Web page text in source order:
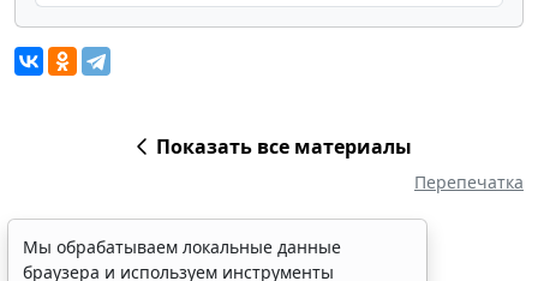
Показать все материалы
Перепечатка
Мы обрабатываем локальные данные
браузера и используем инструменты